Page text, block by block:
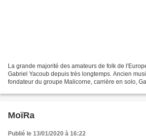
La grande majorité des amateurs de folk de
Gabriel Yacoub depuis très longtemps. Ancien
fondateur du groupe Malicorne, carrière en solo,
MoïRa
Publié le 13/01/2020 à 16:22